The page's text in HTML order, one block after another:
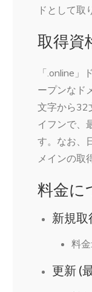
ドとして取
取得資
「.online」
ープンなド
文字から32
イフンで、
す。なお、
メインの取
料金に
新規取
料
更新 (